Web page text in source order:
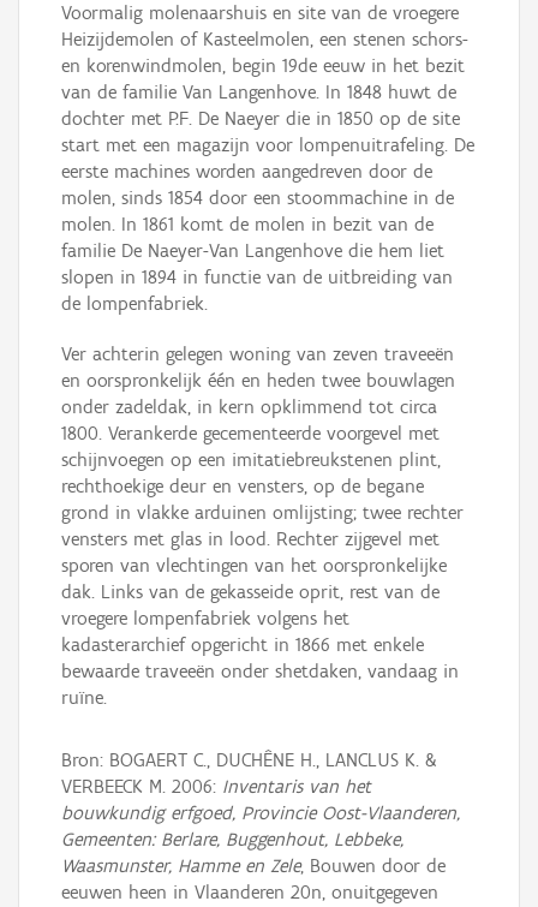
Voormalig molenaarshuis en site van de vroegere
Heizijdemolen of Kasteelmolen, een stenen schors-
en korenwindmolen, begin 19de eeuw in het bezit
van de familie Van Langenhove. In 1848 huwt de
dochter met P.F. De Naeyer die in 1850 op de site
start met een magazijn voor lompenuitrafeling. De
eerste machines worden aangedreven door de
molen, sinds 1854 door een stoommachine in de
molen. In 1861 komt de molen in bezit van de
familie De Naeyer-Van Langenhove die hem liet
slopen in 1894 in functie van de uitbreiding van
de lompenfabriek.
Ver achterin gelegen woning van zeven traveeën
en oorspronkelijk één en heden twee bouwlagen
onder zadeldak, in kern opklimmend tot circa
1800. Verankerde gecementeerde voorgevel met
schijnvoegen op een imitatiebreukstenen plint,
rechthoekige deur en vensters, op de begane
grond in vlakke arduinen omlijsting; twee rechter
vensters met glas in lood. Rechter zijgevel met
sporen van vlechtingen van het oorspronkelijke
dak. Links van de gekasseide oprit, rest van de
vroegere lompenfabriek volgens het
kadasterarchief opgericht in 1866 met enkele
bewaarde traveeën onder shetdaken, vandaag in
ruïne.
Bron: BOGAERT C., DUCHÊNE H., LANCLUS K. &
VERBEECK M. 2006: Inventaris van het
bouwkundig erfgoed, Provincie Oost-Vlaanderen,
Gemeenten: Berlare, Buggenhout, Lebbeke,
Waasmunster, Hamme en Zele, Bouwen door de
eeuwen heen in Vlaanderen 20n, onuitgegeven